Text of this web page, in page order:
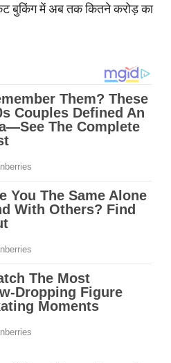
बुकिंग में अब तक कितने करोड़ का